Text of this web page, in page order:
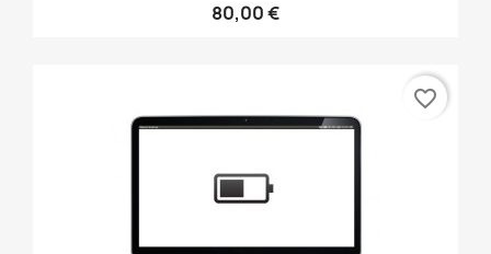
80,00 €
favorite_border